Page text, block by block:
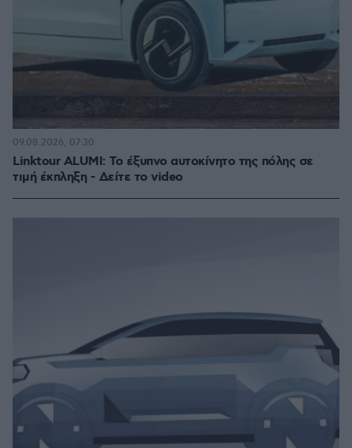
Linktour ALUMI: Το έξυπνο αυτοκίνητο της πόλης σε
τιμή έκπληξη - Δείτε το video
09.08.2026, 07:30